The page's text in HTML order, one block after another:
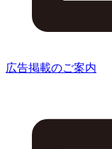
広告掲載のご案内